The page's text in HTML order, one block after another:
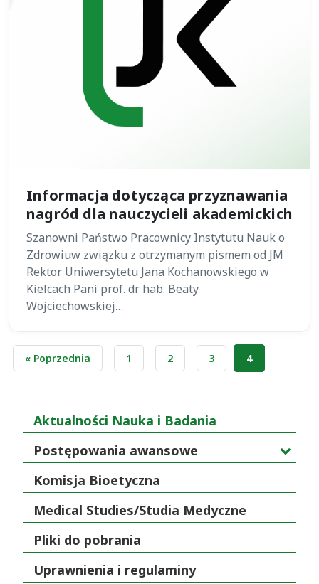
Informacja dotycząca przyznawania
nagród dla nauczycieli akademickich
Szanowni Państwo Pracownicy Instytutu Nauk o
Zdrowiuw związku z otrzymanym pismem od JM
Rektor Uniwersytetu Jana Kochanowskiego w
Kielcach Pani prof. dr hab. Beaty
Wojciechowskiej…
Stronicowanie
« Poprzednia 1 2 3 4
Aktualności Nauka i Badania
Postępowania awansowe
Komisja Bioetyczna
Medical Studies/Studia Medyczne
Pliki do pobrania
Uprawnienia i regulaminy